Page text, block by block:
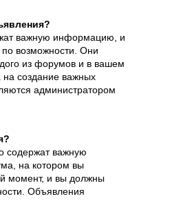
важную информацию, и
возможности. Они
из форумов и в вашем
создание важных
администратором
содержат важную
на котором вы
момент, и вы должны
Объявления